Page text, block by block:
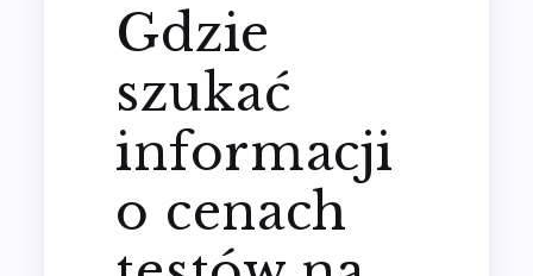
Gdzie
szukać
informacji
o cenach